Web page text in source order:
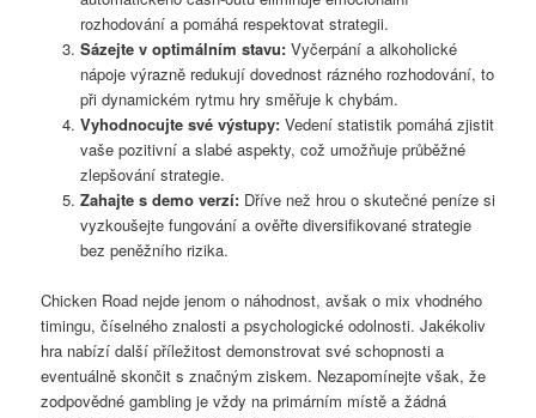
rozhodování a pomáhá respektovat strategii.
Sázejte v optimálním stavu:Vyčerpání a alkoholické
nápoje výrazně redukují dovednost rázného rozhodování, to
při dynamickém rytmu hry směřuje k chybám.
Vyhodnocujte své výstupy:Vedení statistik pomáhá zjistit
vaše pozitivní a slabé aspekty, což umožňuje průběžné
zlepšování strategie.
Zahajte s demo verzí:Dříve než hrou o skutečné peníze si
vyzkoušejte fungování a ověřte diversifikované strategie
bez peněžního rizika.
Chicken Road nejde jenom o náhodnost, avšak o mix vhodného
timingu, číselného znalosti a psychologické odolnosti. Jakékoliv
hra nabízí další příležitost demonstrovat své schopnosti a
eventuálně skončit s značným ziskem. Nezapomínejte však, že
zodpovědné gambling je vždy na primárním místě a žádná